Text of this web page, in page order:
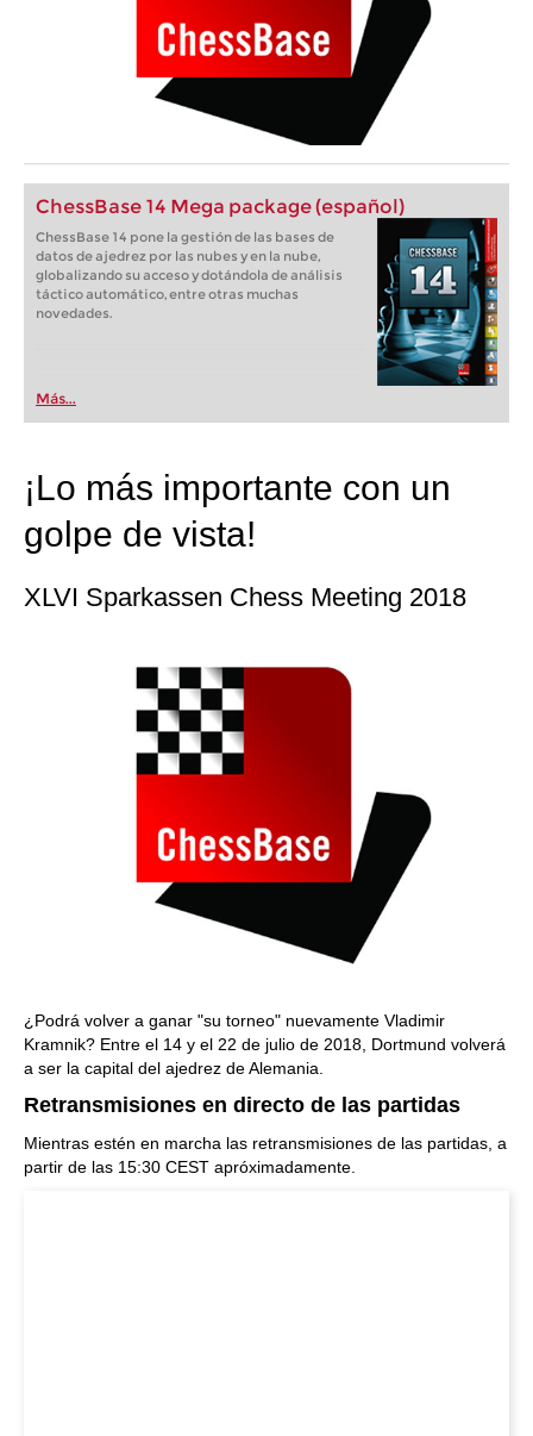
ChessBase 14 Mega package (español)
ChessBase 14 pone la gestión de las bases de
datos de ajedrez por las nubes y en la nube,
globalizando su acceso y dotándola de análisis
táctico automático, entre otras muchas
novedades.
Más...
¡Lo más importante con un
golpe de vista!
XLVI Sparkassen Chess Meeting 2018
¿Podrá volver a ganar "su torneo" nuevamente Vladimir
Kramnik? Entre el 14 y el 22 de julio de 2018, Dortmund volverá
a ser la capital del ajedrez de Alemania.
Retransmisiones en directo de las partidas
Mientras estén en marcha las retransmisiones de las partidas, a
partir de las 15:30 CEST apróximadamente.